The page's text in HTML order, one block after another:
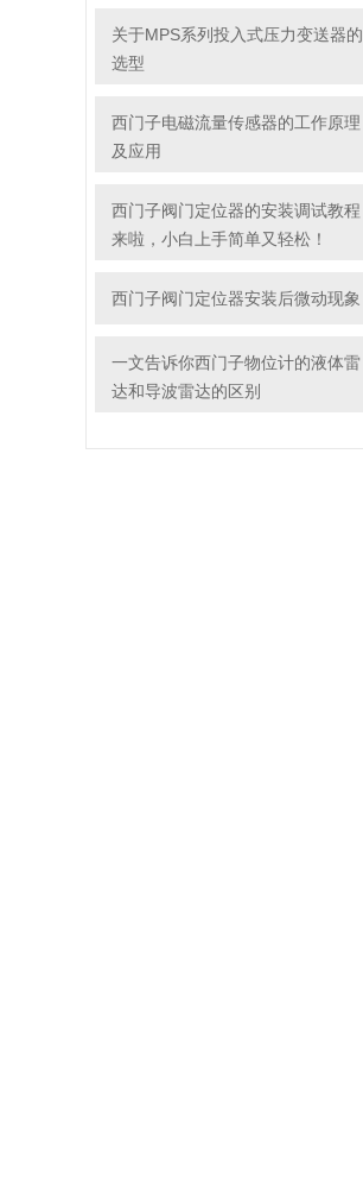
关于MPS系列投入式压力变送器的
选型
西门子电磁流量传感器的工作原理
及应用
西门子阀门定位器的安装调试教程
来啦，小白上手简单又轻松！
西门子阀门定位器安装后微动现象
一文告诉你西门子物位计的液体雷
达和导波雷达的区别